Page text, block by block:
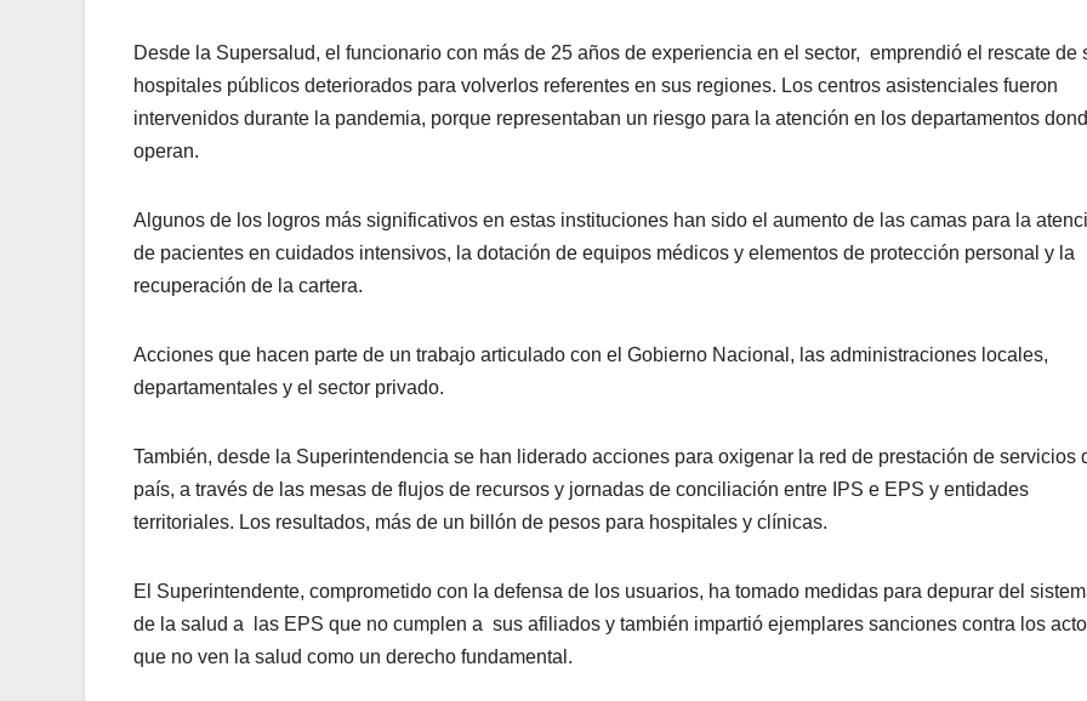
Desde la Supersalud, el funcionario con más de 25 años de experiencia en el sector, emprendió el rescate de
hospitales públicos deteriorados para volverlos referentes en sus regiones. Los centros asistenciales fueron
intervenidos durante la pandemia, porque representaban un riesgo para la atención en los departamentos
operan.
Algunos de los logros más significativos en estas instituciones han sido el aumento de las camas para la
de pacientes en cuidados intensivos, la dotación de equipos médicos y elementos de protección personal y la
recuperación de la cartera.
Acciones que hacen parte de un trabajo articulado con el Gobierno Nacional, las administraciones locales,
departamentales y el sector privado.
También, desde la Superintendencia se han liderado acciones para oxigenar la red de prestación de servicios
país, a través de las mesas de flujos de recursos y jornadas de conciliación entre IPS e EPS y entidades
territoriales. Los resultados, más de un billón de pesos para hospitales y clínicas.
El Superintendente, comprometido con la defensa de los usuarios, ha tomado medidas para depurar del
de la salud a las EPS que no cumplen a sus afiliados y también impartió ejemplares sanciones contra los
que no ven la salud como un derecho fundamental.